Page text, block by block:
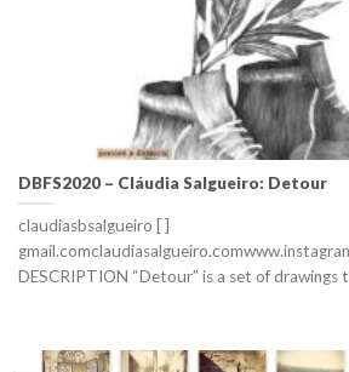
DBFS2020 – Cláudia Salgueiro: Detour
claudiasbsalgueiro [ ]
DESCRIPTION “Detour” is a set of drawings